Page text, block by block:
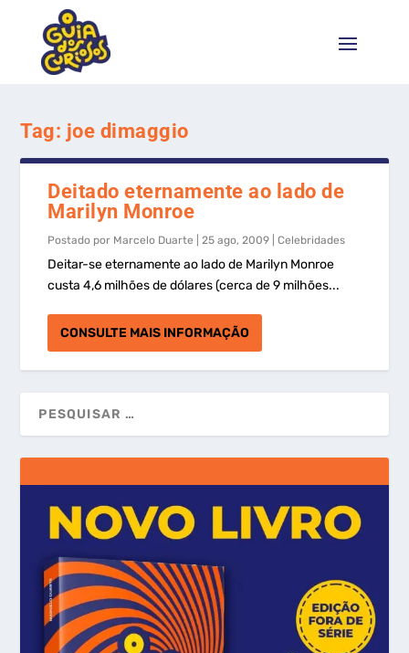
Tag: joe dimaggio
Deitado eternamente ao lado de
Marilyn Monroe
Postado por Marcelo Duarte |25 ago, 2009 |Celebridades
Deitar-se eternamente ao lado de Marilyn Monroe
custa 4,6 milhões de dólares (cerca de 9 milhões...
CONSULTE MAIS INFORMAÇÃO